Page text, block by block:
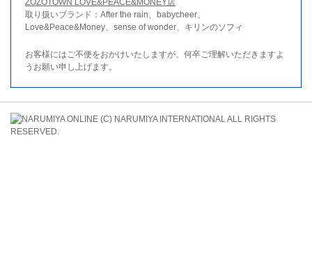
取り扱いブランド：After the rain、babycheer、
Love&Peace&Money、sense of wonder、キリンのソフィ
お客様にはご不便をおかけいたしますが、何卒ご理解いただきますよ
うお願い申し上げます。